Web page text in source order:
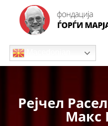
Рејчел
Макс